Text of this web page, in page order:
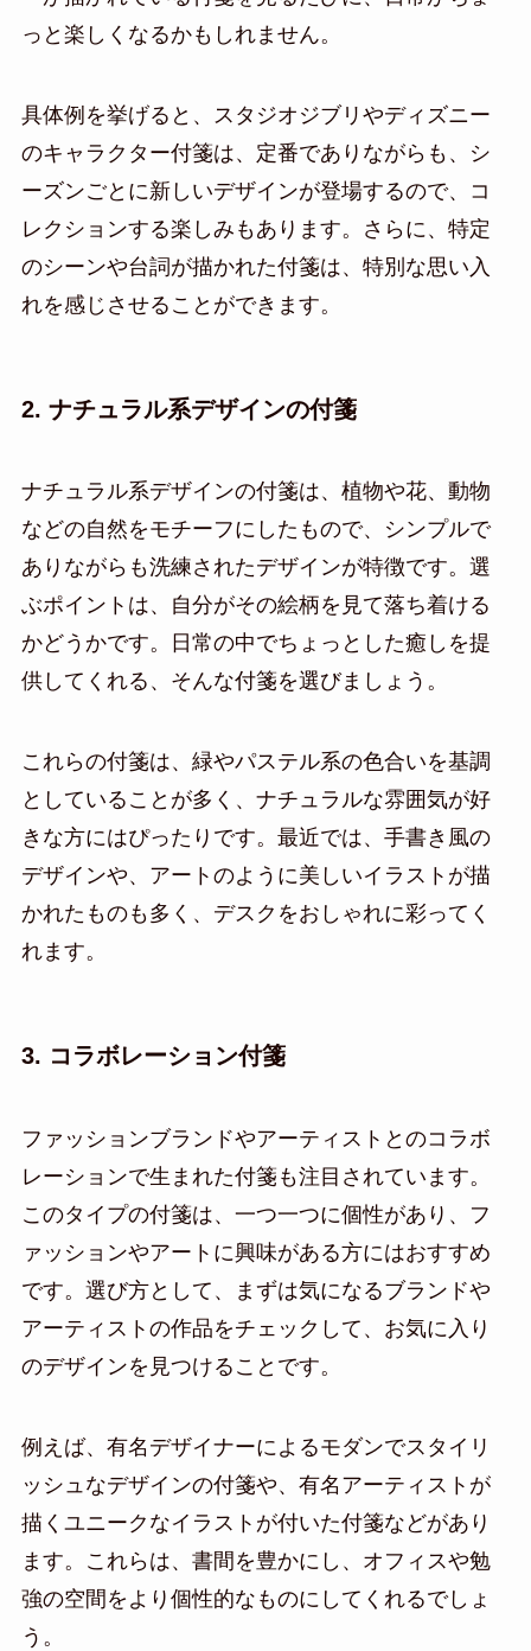
っと楽しくなるかもしれません。
具体例を挙げると、スタジオジブリやディズニー
のキャラクター付箋は、定番でありながらも、シ
ーズンごとに新しいデザインが登場するので、コ
レクションする楽しみもあります。さらに、特定
のシーンや台詞が描かれた付箋は、特別な思い入
れを感じさせることができます。
2. ナチュラル系デザインの付箋
ナチュラル系デザインの付箋は、植物や花、動物
などの自然をモチーフにしたもので、シンプルで
ありながらも洗練されたデザインが特徴です。選
ぶポイントは、自分がその絵柄を見て落ち着ける
かどうかです。日常の中でちょっとした癒しを提
供してくれる、そんな付箋を選びましょう。
これらの付箋は、緑やパステル系の色合いを基調
としていることが多く、ナチュラルな雰囲気が好
きな方にはぴったりです。最近では、手書き風の
デザインや、アートのように美しいイラストが描
かれたものも多く、デスクをおしゃれに彩ってく
れます。
3. コラボレーション付箋
ファッションブランドやアーティストとのコラボ
レーションで生まれた付箋も注目されています。
このタイプの付箋は、一つ一つに個性があり、フ
ァッションやアートに興味がある方にはおすすめ
です。選び方として、まずは気になるブランドや
アーティストの作品をチェックして、お気に入り
のデザインを見つけることです。
例えば、有名デザイナーによるモダンでスタイリ
ッシュなデザインの付箋や、有名アーティストが
描くユニークなイラストが付いた付箋などがあり
ます。これらは、書間を豊かにし、オフィスや勉
強の空間をより個性的なものにしてくれるでしょ
う。